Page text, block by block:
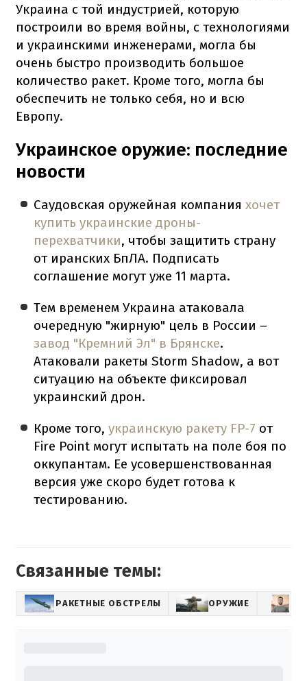
Украина с той индустрией, которую
построили во время войны, с технологиями
и украинскими инженерами, могла бы
очень быстро производить большое
количество ракет. Кроме того, могла бы
обеспечить не только себя, но и всю
Европу.
Украинское оружие: последние
новости
Саудовская оружейная компанияхочет
купить украинские дроны-
перехватчики, чтобы защитить страну
от иранских БпЛА. Подписать
соглашение могут уже 11 марта.
Тем временем Украина атаковала
очередную "жирную" цель в России –
завод "Кремний Эл" в Брянске.
Атаковали ракеты Storm Shadow, а вот
ситуацию на объекте фиксировал
украинский дрон.
Кроме того,украинскую ракету FP-7 от
Fire Point могут испытать на поле боя по
оккупантам. Ее усовершенствованная
версия уже скоро будет готова к
тестированию.
Связанные темы:
РАКЕТНЫЕ ОБСТРЕЛЫ ОРУЖИЕ